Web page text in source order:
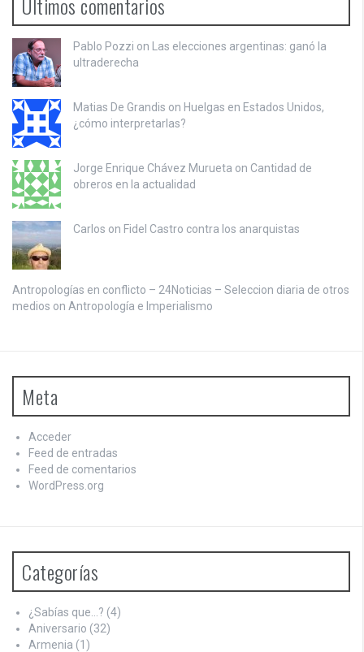
Pablo Pozzi on
Las elecciones argentinas: ganó la
ultraderecha
Matias De Grandis on Huelgas en Estados Unidos,
¿cómo interpretarlas?
Jorge Enrique Chávez Murueta on Cantidad de
obreros en la actualidad
Carlos on Fidel Castro contra los anarquistas
Antropologías en conflicto – 24Noticias – Seleccion diaria de otros
medios on Antropología e Imperialismo
Meta
Acceder
Feed de entradas
Feed de comentarios
WordPress.org
Categorías
¿Sabías que…? (4)
Aniversario (32)
Armenia (1)